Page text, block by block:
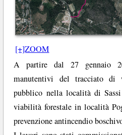
[+]ZOOM
A partire dal 27 gennaio
manutentivi del tracciato
pubblico nella località di
viabilità forestale in località
prevenzione antincendio